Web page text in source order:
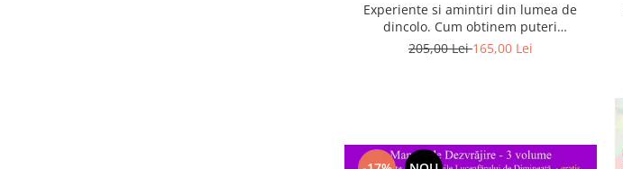
Experiente si amintiri din lumea de
dincolo. Cum obtinem puteri
extrasenzoriale - cu exercitii
205,00 Lei165,00 Lei